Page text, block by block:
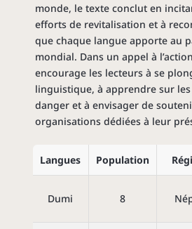
monde, le texte conclut en
efforts de revitalisation et à
que chaque langue apporte au
mondial. Dans un appel à
encourage les lecteurs à se
linguistique, à apprendre sur
danger et à envisager de
organisations dédiées à leur
Langues Population
Dumi 8